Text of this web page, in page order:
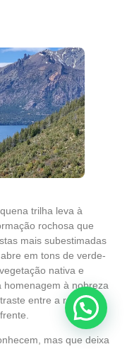
trilha leva à
rochosa que
mais subestimadas
em tons de verde-
nativa e
à nobreza
entre a rocha
mas que deixa